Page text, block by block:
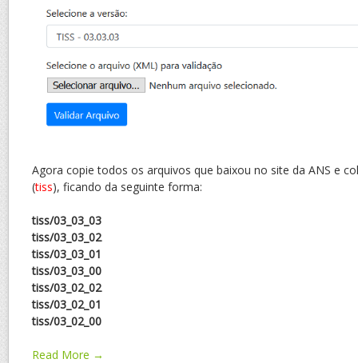
Agora copie todos os arquivos que baixou no site da ANS e
(tiss), ficando da seguinte forma:
tiss/03_03_03
tiss/03_03_02
tiss/03_03_01
tiss/03_03_00
tiss/03_02_02
tiss/03_02_01
tiss/03_02_00
Read More →